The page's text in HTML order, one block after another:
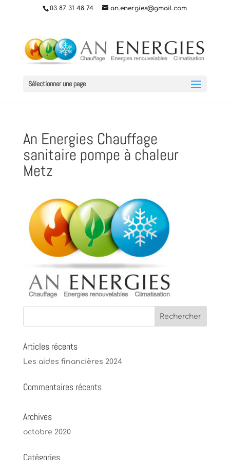
03 87 31 48 74 an.energies@gmail.com
Sélectionner une page
An Energies Chauffage
sanitaire pompe à chaleur
Metz
Articles récents
Les aides financières 2024
Commentaires récents
Archives
octobre 2020
Catégories